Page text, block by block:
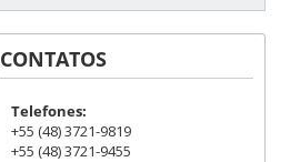
CONTATOS
Telefones:
+55 (48) 3721-9819
+55 (48) 3721-9455